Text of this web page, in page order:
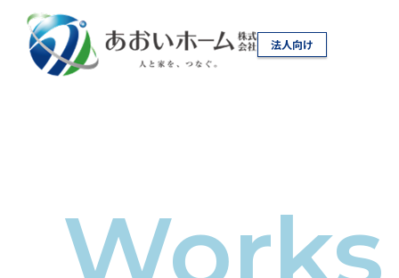
法人向け